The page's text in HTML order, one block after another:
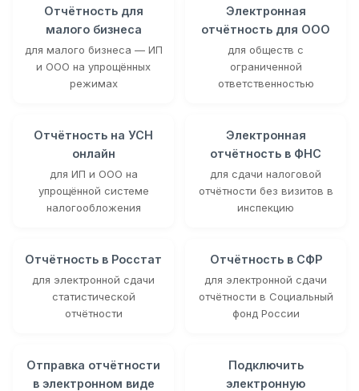
Отчётность для
малого бизнеса
для малого бизнеса — ИП
и ООО на упрощённых
режимах
Электронная
отчётность для ООО
для обществ с
ограниченной
ответственностью
Отчётность на УСН
онлайн
для ИП и ООО на
упрощённой системе
налогообложения
Электронная
отчётность в ФНС
для сдачи налоговой
отчётности без визитов в
инспекцию
Отчётность в Росстат
для электронной сдачи
статистической
отчётности
Отчётность в СФР
для электронной сдачи
отчётности в Социальный
фонд России
Отправка отчётности
в электронном виде
Подключить
электронную